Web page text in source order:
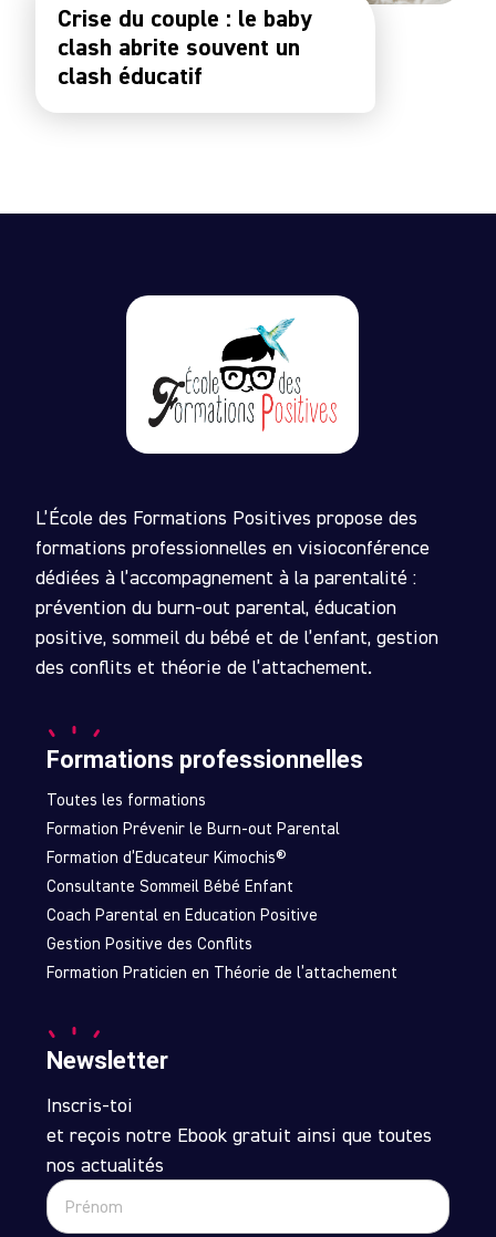
Crise du couple : le baby
clash abrite souvent un
clash éducatif
L’École des Formations Positives propose des
formations professionnelles en visioconférence
dédiées à l’accompagnement à la parentalité :
prévention du burn-out parental, éducation
positive, sommeil du bébé et de l’enfant, gestion
des conflits et théorie de l’attachement.
Formations professionnelles
Toutes les formations
Formation Prévenir le Burn-out Parental
Formation d’Educateur Kimochis®
Consultante Sommeil Bébé Enfant
Coach Parental en Education Positive
Gestion Positive des Conflits
Formation Praticien en Théorie de l’attachement
Newsletter
Inscris-toi
et reçois notre Ebook gratuit ainsi que toutes
nos actualités